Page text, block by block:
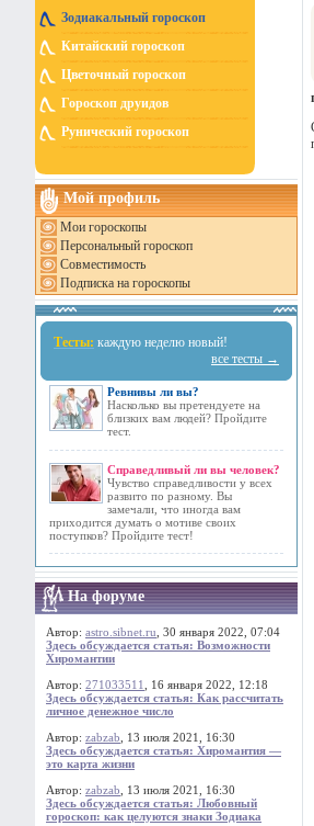
Зодиакальный гороскоп
Китайский гороскоп
Цветочный гороскоп
Гороскоп друидов
Рунический гороскоп
Мой профиль
Мои гороскопы
Персональный гороскоп
Совместимость
Подписка на гороскопы
Тесты: каждую неделю новый!
все тесты →
Ревнивы ли вы?
Насколько вы претендуете на
близких вам людей? Пройдите
тест.
Справедливый ли вы человек?
Чувство справедливости у всех
развито по разному. Вы
замечали, что иногда вам
приходится думать о мотиве своих
поступков? Пройдите тест!
На форуме
Автор: astro.sibnet.ru , 30 января 2022, 07:04
Здесь обсуждается статья: Возможности
Хиромантии
Автор: 271033511
, 16 января 2022, 12:18
Здесь обсуждается статья: Как рассчитать
личное денежное число
Автор: zabzab , 13 июля 2021, 16:30
Здесь обсуждается статья: Хиромантия —
это карта жизни
Автор: zabzab , 13 июля 2021, 16:30
Здесь обсуждается статья: Любовный
гороскоп: как целуются знаки Зодиака